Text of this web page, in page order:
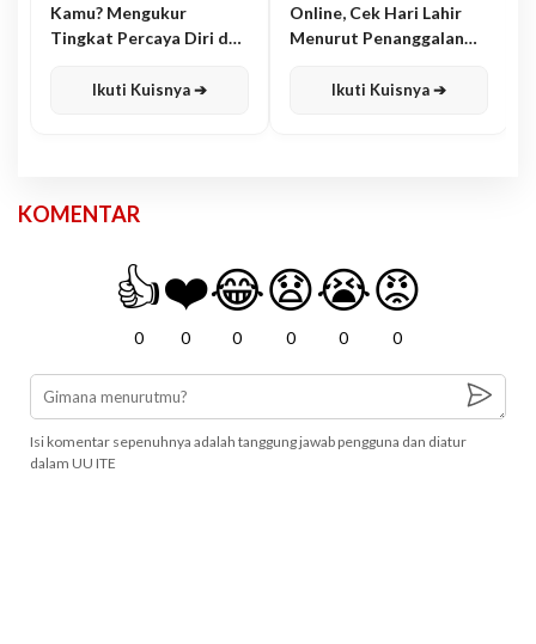
Kamu? Mengukur
Tingkat Percaya Diri dan
Ikuti Kuisnya ➔
Online, Cek Hari Lahir
Menurut Penanggalan
Ikuti Kuisnya ➔
KOMENTAR
👍
0
❤️
0
😂
0
😧
0
😭
0
😡
0
Isi komentar sepenuhnya adalah tanggung jawab pengguna dan diatur
dalam UU ITE